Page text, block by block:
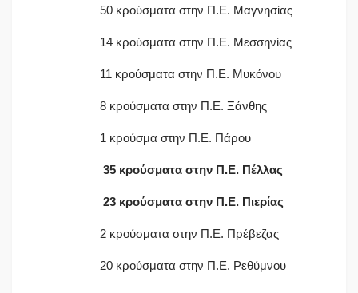
50 κρούσματα στην Π.Ε. Μαγνησίας
14 κρούσματα στην Π.Ε. Μεσσηνίας
11 κρούσματα στην Π.Ε. Μυκόνου
8 κρούσματα στην Π.Ε. Ξάνθης
1 κρούσμα στην Π.Ε. Πάρου
35 κρούσματα στην Π.Ε. Πέλλας
23 κρούσματα στην Π.Ε. Πιερίας
2 κρούσματα στην Π.Ε. Πρέβεζας
20 κρούσματα στην Π.Ε. Ρεθύμνου